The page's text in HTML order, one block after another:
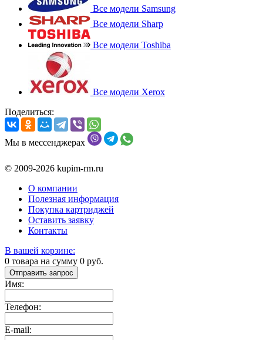
Все модели Samsung
Все модели Sharp
Все модели Toshiba
Все модели Xerox
Поделиться:
Мы в мессенджерах
© 2009-2026 kupim-rm.ru
О компании
Полезная информация
Покупка картриджей
Оставить заявку
Контакты
В вашей корзине:
0 товара на сумму 0 руб.
Отправить запрос
Имя:
Телефон:
E-mail: